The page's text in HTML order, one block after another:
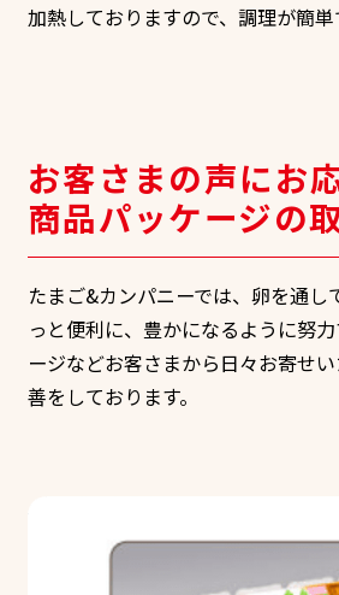
加熱しておりますので、調理が簡単
お客さまの声にお
商品パッケージの
たまご&カンパニーでは、卵を通し
っと便利に、豊かになるように努力
ージなどお客さまから日々お寄せ
善をしております。